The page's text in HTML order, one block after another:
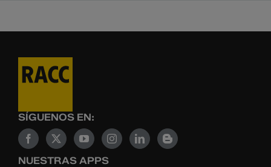
SÍGUENOS EN:
NUESTRAS APPS